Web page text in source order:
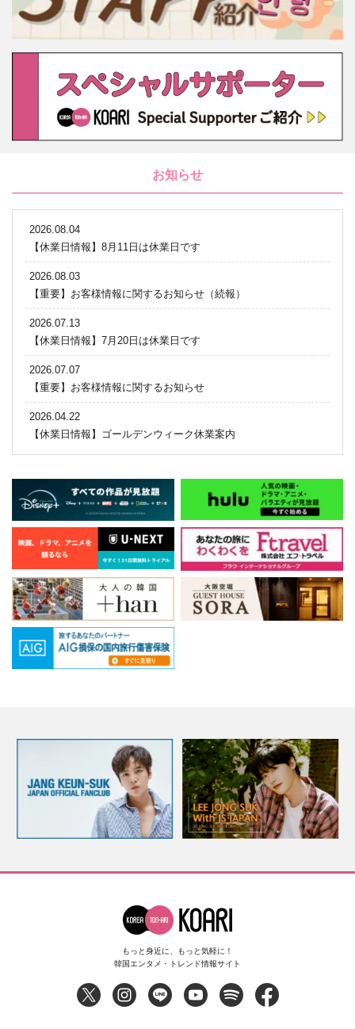
お知らせ
2026.08.04
【休業日情報】8月11日は休業日です
2026.08.03
【重要】お客様情報に関するお知らせ（続報）
2026.07.13
【休業日情報】7月20日は休業日です
2026.07.07
【重要】お客様情報に関するお知らせ
2026.04.22
【休業日情報】ゴールデンウィーク休業案内
もっと身近に、もっと気軽に！
韓国エンタメ・トレンド情報サイト